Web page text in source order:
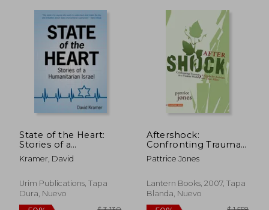
50%
dcto.
40%
dcto.
State of the Heart:
Stories of a
Humanitarian Israel
(en Inglés)
Kramer, David
Urim Publications, Tapa
Dura, Nuevo
Aftershock:
Confronting Trauma
in a Violent World: A
Guide for Activists and
(Flashpoint) (en
Inglés)
Pattrice Jones
Lantern Books, 2007, Tapa
Blanda, Nuevo